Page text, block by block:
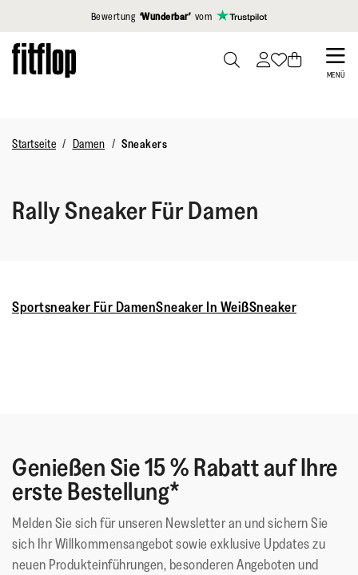
Klicken Sie hier, um unsere Erklärung zur Barrierefreiheit
Bewertung ‘Wunderbar’ vom
Skip
to
MENÜ
Startseite Damen Sneakers
Rally Sneaker Für Damen
Sportsneaker Für DamenSneaker In WeißSneaker
Genießen Sie 15 % Rabatt auf Ihre
erste Bestellung*
Melden Sie sich für unseren Newsletter an und sichern Sie
sich Ihr Willkommensangebot sowie exklusive Updates zu
neuen Produkteinführungen, besonderen Angeboten und